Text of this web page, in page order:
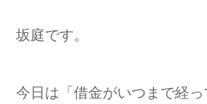
坂庭です。
今日は「借金がいつまで経っ